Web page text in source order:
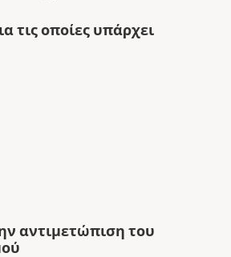
τις οποίες υπάρχει
αντιμετώπιση του